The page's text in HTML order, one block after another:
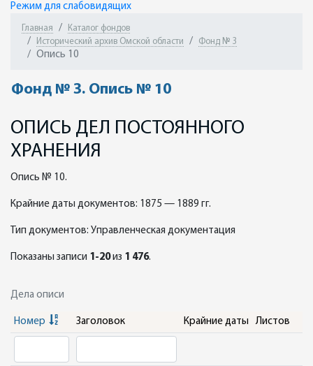
Режим для слабовидящих
Главная
Каталог фондов
Исторический архив Омской области
Фонд № 3
Опись 10
Фонд № 3. Опись № 10
ОПИСЬ ДЕЛ ПОСТОЯННОГО
ХРАНЕНИЯ
Опись № 10.
Крайние даты документов: 1875 — 1889 гг.
Тип документов: Управленческая документация
Показаны записи 1-20из 1 476.
Дела описи
Номер Заголовок Крайние даты Листов